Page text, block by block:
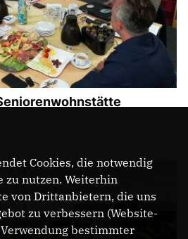
Cookies, die notwendig
zu nutzen. Weiterhin
von Drittanbietern, die uns
zu verbessern (Website-
bestimmter